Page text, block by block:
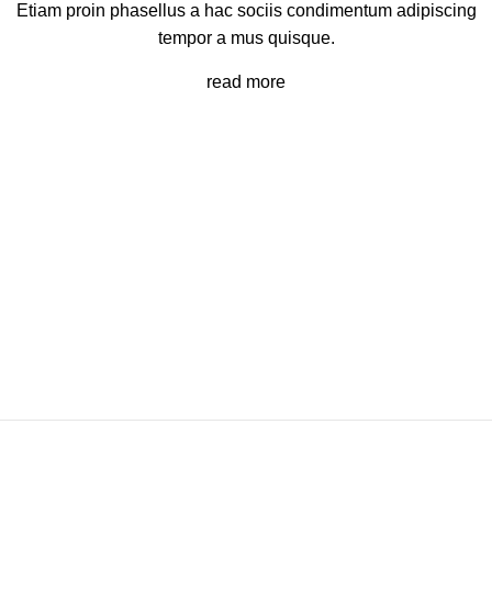
Etiam proin phasellus a hac sociis condimentum adipiscing
tempor a mus quisque.
read more